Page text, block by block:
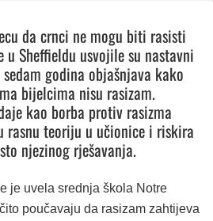
da crnci ne mogu biti rasisti
Sheffieldu usvojile su nastavni
godina objašnjava kako
bijelcima nisu rasizam.
kao borba protiv rasizma
teoriju u učionice i riskira
njezinog rješavanja.
je uvela srednja škola Notre
poučavaju da rasizam zahtijeva